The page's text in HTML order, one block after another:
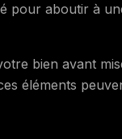
pour aboutir à
bien avant
éléments